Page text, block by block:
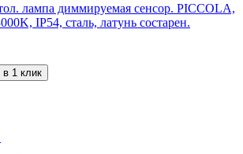
лампа диммируемая сенсор. PICCOLA,
IP54, сталь, латунь состарен.
в 1 клик